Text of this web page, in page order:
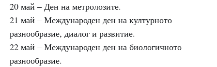
20 май – Ден на метролозите.
21 май – Международен ден на културното
разнообразие, диалог и развитие.
22 май – Международен ден на биологичното
разнообразие.